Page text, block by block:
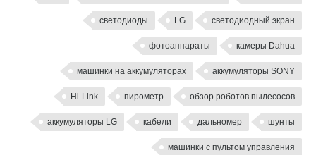
светодиоды LG светодиодный экран
фотоаппараты камеры Dahua
машинки на аккумуляторах аккумуляторы SONY
Hi-Link пирометр обзор роботов пылесосов
аккумуляторы LG кабели дальномер шунты
машинки с пультом управления